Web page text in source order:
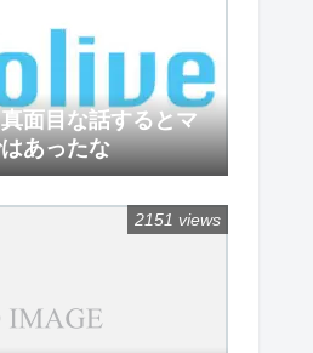
面目な話するとマ
あったな
2151 views